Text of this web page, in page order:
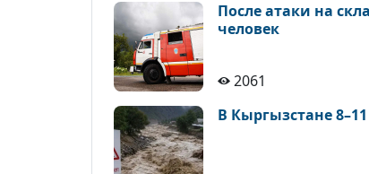
После атаки на
человек
2061
В Кыргызстане